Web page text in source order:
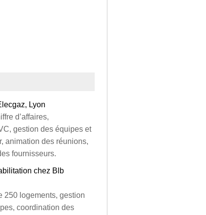
Lyon
d’affaires,
gestion des équipes et
animation des réunions,
fournisseurs.
chez Blb
250 logements, gestion
coordination des